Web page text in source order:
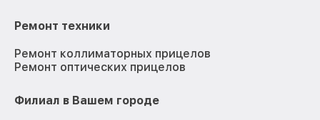
Ремонт техники
Ремонт коллиматорных прицелов
Ремонт оптических прицелов
Филиал в Вашем городе